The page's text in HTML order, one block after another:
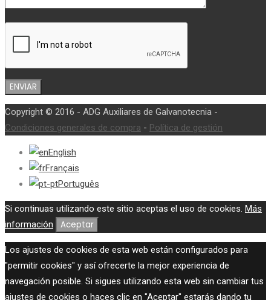
Copyright © 2016 - ADG Auxiliares de Galvanotecnia -
Condiciones generales de compra - Política de gestión
English
Français
Português
Si continuas utilizando este sitio aceptas el uso de cookies. Más
información
Aceptar
Los ajustes de cookies de esta web están configurados para
"permitir cookies" y así ofrecerte la mejor experiencia de
navegación posible. Si sigues utilizando esta web sin cambiar tus
ajustes de cookies o haces clic en "Aceptar" estarás dando tu